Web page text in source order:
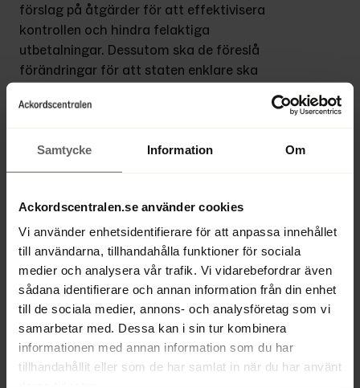
Samtycke Information Om
Ackordscentralen.se använder cookies
Vi använder enhetsidentifierare för att anpassa innehållet
till användarna, tillhandahålla funktioner för sociala
medier och analysera vår trafik. Vi vidarebefordrar även
sådana identifierare och annan information från din enhet
till de sociala medier, annons- och analysföretag som vi
samarbetar med. Dessa kan i sin tur kombinera
informationen med annan information som du har
tillhandahållit eller som de har samlat in när du har använt
förslag på åtgärder för att effektivisera
kontrollen och hindra felaktiga
utbetalningar. Dessutom ska de föreslå
förändringar för att staten enklare ska
utbetald lönegaranti.
Den statliga lönegarantin är en ersättning
som anställda kan få när ett företag
rekonstruktion och inte kan betala ut den
lön som företaget är skylig den anställde.
Uppskattningsvis rör det sig om hundratals
miljoner kronor som betalas ut felaktigt
varje år genom lönegarantisystemet.
I ett uttalande på Regeringens webbsida
säger arbetsmarknadsminister Eva
Nordmark: